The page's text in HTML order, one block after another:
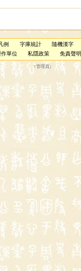
例 字庫統計 隨機漢字
作單位 私隱政策 免責聲明
（管理員）